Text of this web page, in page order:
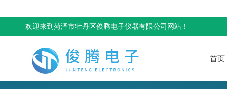
欢迎来到菏泽市牡丹区俊腾电子仪器有限公司网站！
首页